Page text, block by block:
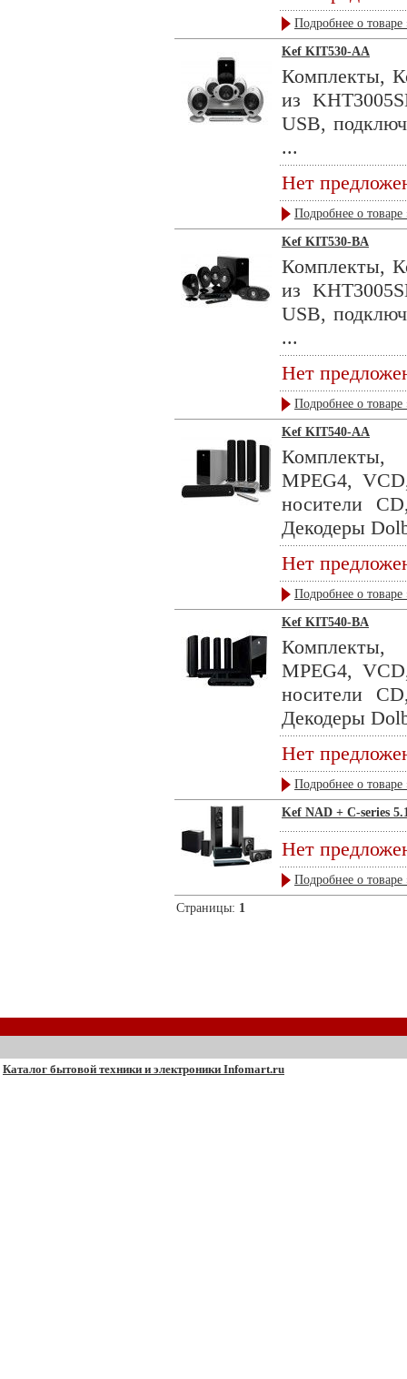
Подробнее о товаре
Kef KIT530-AA
Комплекты,
из
USB,
...
Нет
Подробнее о товаре
Kef KIT530-BA
Комплекты,
из
USB,
...
Нет
Подробнее о товаре
Kef KIT540-AA
Комплекты,
MPEG4,
носители
Декодеры
Нет
Подробнее о товаре
Kef KIT540-BA
Комплекты,
MPEG4,
носители
Декодеры
Нет
Подробнее о товаре
Kef NAD + C-series
Нет
Подробнее о товаре
Страницы: 1
Каталог бытовой техники и электроники Infomart.ru